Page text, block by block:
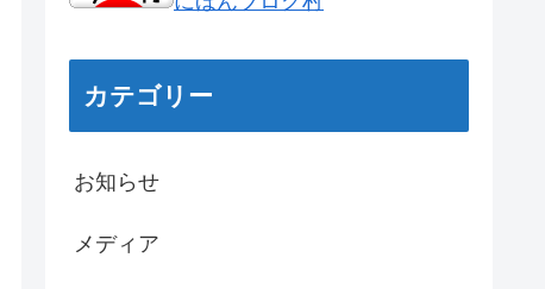
カテゴリー
お知らせ
メディア